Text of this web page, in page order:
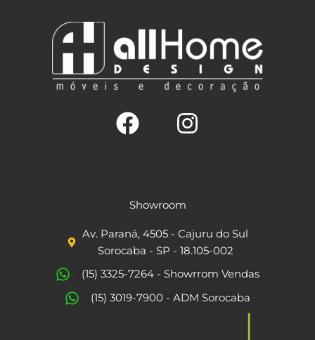
c
e
b
o
o
t
a
g
r
Showroom
Av. Paraná, 4505 - Cajuru do Sul
Sorocaba - SP - 18.105-002
(15) 3325-7264 - Showrrom Vendas
(15) 3019-7900 - ADM Sorocaba